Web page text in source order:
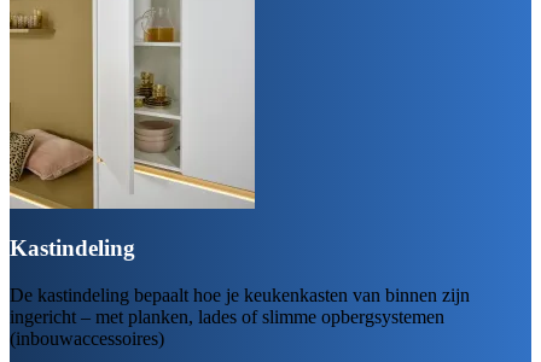
Kastindeling
De kastindeling bepaalt hoe je keukenkasten van binnen zijn
ingericht – met planken, lades of slimme opbergsystemen
(inbouwaccessoires)